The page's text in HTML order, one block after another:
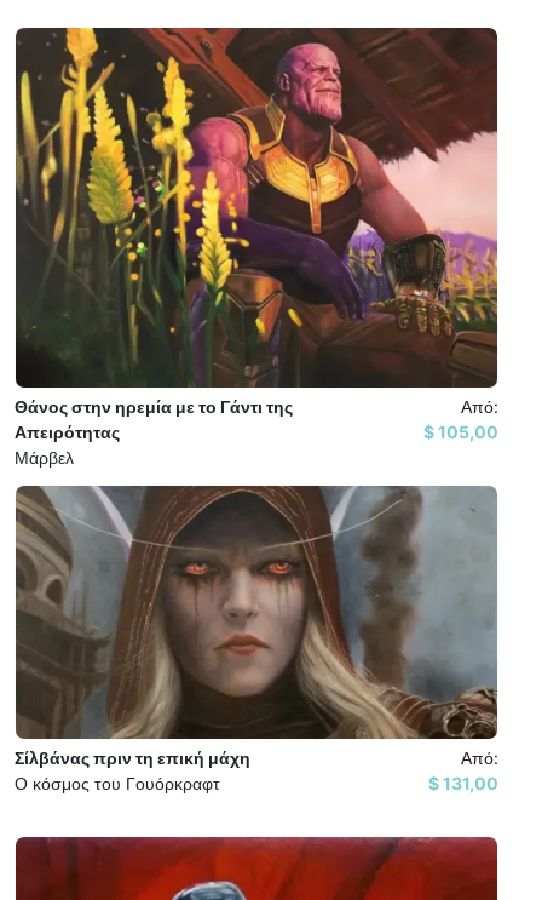
Θάνος στην ηρεμία με το Γάντι της
Απειρότητας
Μάρβελ
Από:
105,00 $
Σίλβάνας πριν τη επική μάχη
Ο κόσμος του Γουόρκραφτ
Από:
131,00 $